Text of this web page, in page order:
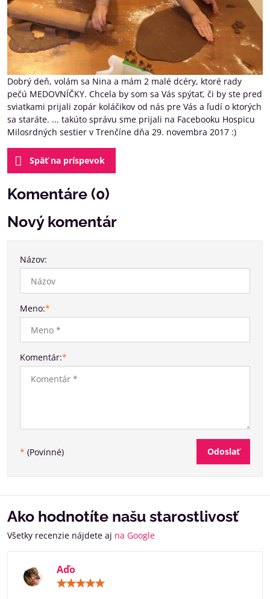
Dobrý deň, volám sa Nina a mám 2 malé dcéry, ktoré rady
pečú MEDOVNÍČKY. Chcela by som sa Vás spýtať, či by ste pred
sviatkami prijali zopár koláčikov od nás pre Vás a ľudí o ktorých
sa staráte. ... takúto správu sme prijali na Facebooku Hospicu
Milosrdných sestier v Trenčíne dňa 29. novembra 2017 :)
Späť na príspevok
Komentáre (0)
Nový komentár
Názov:
Meno:*
Komentár:*
* (Povinné) Odoslať
Ako hodnotíte našu starostlivosť
Všetky recenzie nájdete aj na Google
Aďo